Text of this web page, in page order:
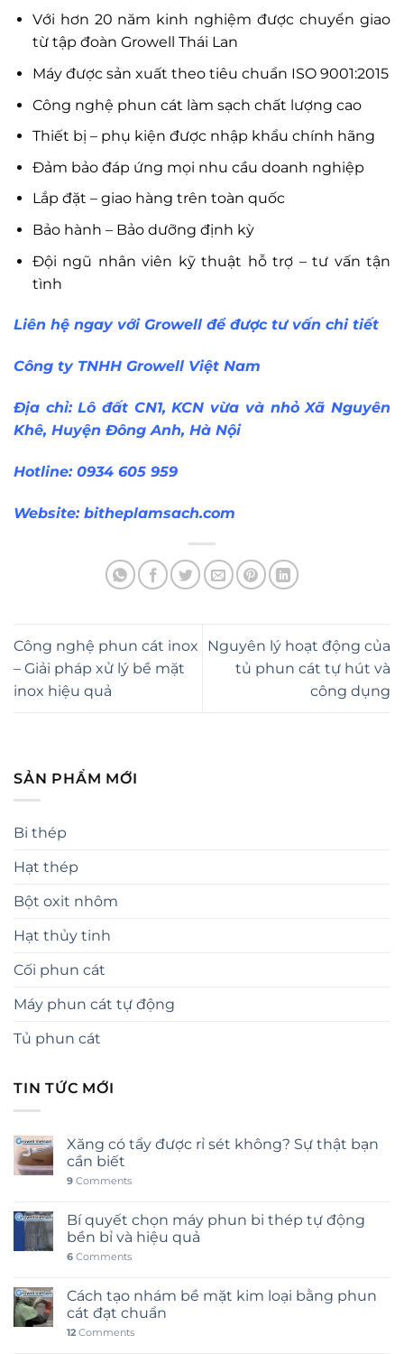
Với hơn 20 năm kinh nghiệm được chuyển giao
từ tập đoàn Growell Thái Lan
Máy được sản xuất theo tiêu chuẩn ISO 9001:2015
Công nghệ phun cát làm sạch chất lượng cao
Thiết bị – phụ kiện được nhập khẩu chính hãng
Đảm bảo đáp ứng mọi nhu cầu doanh nghiệp
Lắp đặt – giao hàng trên toàn quốc
Bảo hành – Bảo dưỡng định kỳ
Đội ngũ nhân viên kỹ thuật hỗ trợ – tư vấn tận
tình
Liên hệ ngay với Growell để được tư vấn chi tiết
Công ty TNHH Growell Việt Nam
Địa chỉ: Lô đất CN1, KCN vừa và nhỏ Xã Nguyên
Khê, Huyện Đông Anh, Hà Nội
Hotline: 0934 605 959
Website: bitheplamsach.com
Công nghệ phun cát inox
– Giải pháp xử lý bề mặt
inox hiệu quả
Nguyên lý hoạt động của
tủ phun cát tự hút và
công dụng
SẢN PHẨM MỚI
Bi thép
Hạt thép
Bột oxit nhôm
Hạt thủy tinh
Cối phun cát
Máy phun cát tự động
Tủ phun cát
TIN TỨC MỚI
Xăng có tẩy được rỉ sét không? Sự thật bạn
cần biết
9 Comments
Bí quyết chọn máy phun bi thép tự động
bền bỉ và hiệu quả
6 Comments
Cách tạo nhám bề mặt kim loại bằng phun
cát đạt chuẩn
12Comments